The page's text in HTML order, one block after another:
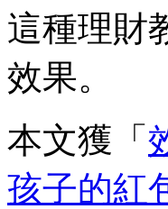
這種理財
效果。
本文獲「
孩子的紅